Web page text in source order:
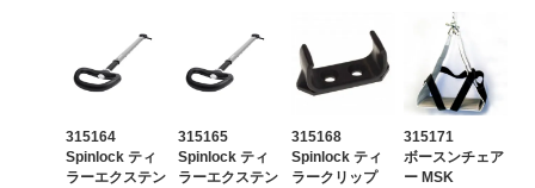
315164
Spinlock ティ
ラーエクステン
315165
Spinlock ティ
ラーエクステン
315168
Spinlock ティ
ラークリップ
315171
ボースンチェア
ー MSK